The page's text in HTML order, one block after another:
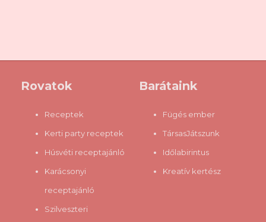
hányada elég tájékozatlannak tűnik mindazok fényében, amiket
gondoljam róluk, hogy tájékozatlanok, mintsem azt, hogy
Rovatok
Receptek
Kerti party receptek
Húsvéti receptajánló
Karácsonyi
receptajánló
Szilveszteri
Barátaink
Fügés ember
TársasJátszunk
Időlabirintus
Kreatív kertész